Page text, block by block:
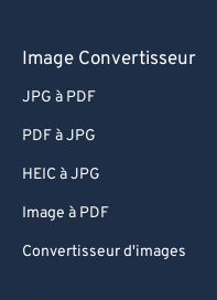
Image Convertisseur
JPG à PDF
PDF à JPG
HEIC à JPG
Image à PDF
Convertisseur d'images